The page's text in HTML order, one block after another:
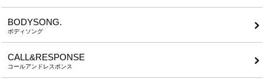
BODYSONG.
ボディソング
CALL&RESPONSE
コールアンドレスポンス